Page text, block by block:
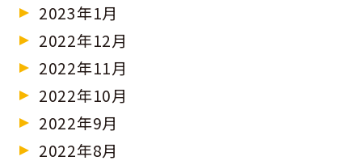
2023年1月
2022年12月
2022年11月
2022年10月
2022年9月
2022年8月